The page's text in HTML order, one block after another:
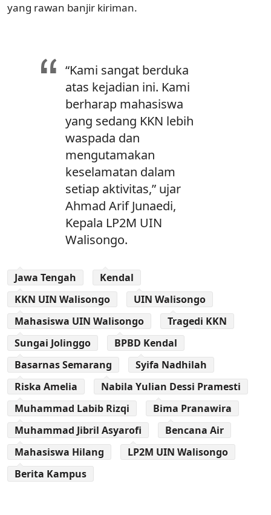
yang rawan banjir kiriman.
“Kami sangat berduka
atas kejadian ini. Kami
berharap mahasiswa
yang sedang KKN lebih
waspada dan
mengutamakan
keselamatan dalam
setiap aktivitas,” ujar
Ahmad Arif Junaedi,
Kepala LP2M UIN
Walisongo.
Jawa Tengah
Kendal
KKN UIN Walisongo
UIN Walisongo
Mahasiswa UIN Walisongo
Tragedi KKN
Sungai Jolinggo
BPBD Kendal
Basarnas Semarang
Syifa Nadhilah
Riska Amelia
Nabila Yulian Dessi Pramesti
Muhammad Labib Rizqi
Bima Pranawira
Muhammad Jibril Asyarofi
Bencana Air
Mahasiswa Hilang
LP2M UIN Walisongo
Berita Kampus